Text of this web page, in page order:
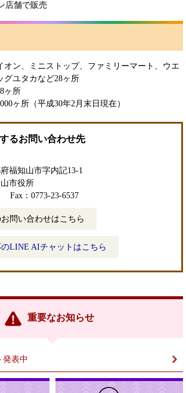
店舗で販売
ン、ミニストップ、ファミリーマート、ウエ
グユタカなど28ヶ所
ヶ所
ヶ所（平成30年2月末日現在）
るお問い合わせ先
福知山市字内記13-1
市役所
Fax：0773-23-6537
問い合わせはこちら
LINE AIチャットはこちら
重要なお知らせ
発表中